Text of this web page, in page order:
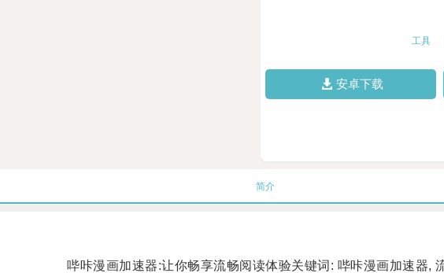
工具
安卓下载
简介
哔咔漫画加速器:让你畅享流畅阅读体验关键词: 哔咔漫画加速器,